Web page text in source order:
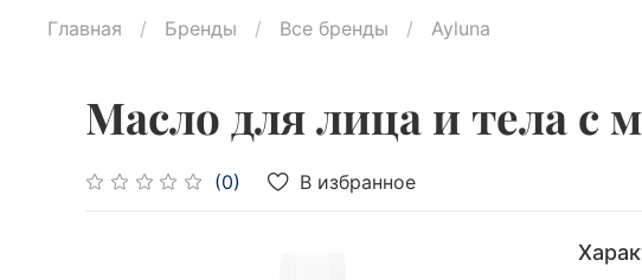
Главная Бренды Все бренды Ayluna
Масло для лица и тела с
(0) В избранное